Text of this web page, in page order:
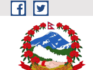
Skip to main content